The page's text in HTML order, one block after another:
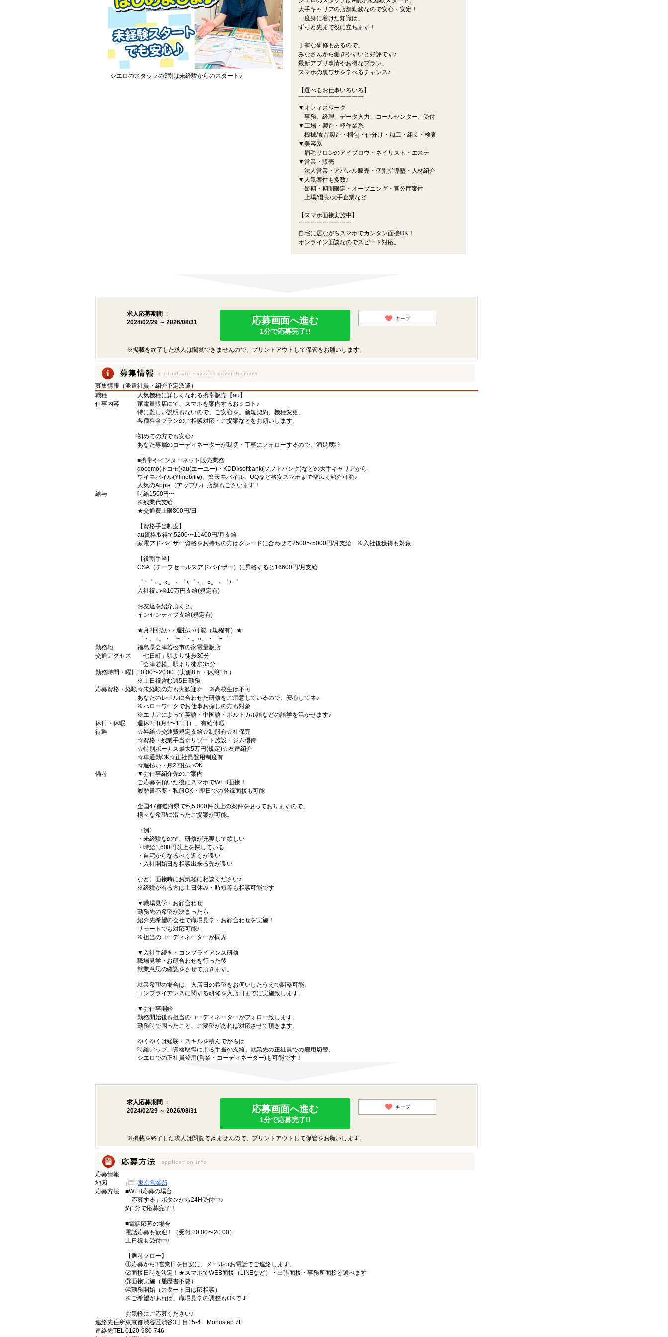
シエロのスタッフの9割は未経験からのスタート♪
大手キャリアの店舗勤務なので安心・安定！
一度身に着けた知識は、
ずっと先まで役に立ちます！
丁寧な研修もあるので、
みなさんから働きやすいと好評です♪
最新アプリ事情やお得なプラン、
スマホの裏ワザを学べるチャンス♪
【選べるお仕事いろいろ】
￣￣￣￣￣￣￣￣￣￣￣
▼オフィスワーク
事務、経理、データ入力、コールセンター、受付
▼工場・製造・軽作業系
機械/食品製造・梱包・仕分け・加工・組立・検査
▼美容系
眉毛サロンのアイブロウ・ネイリスト・エステ
▼営業・販売
法人営業・アパレル販売・個別指導塾・人材紹介
▼人気案件も多数♪
短期・期間限定・オープニング・官公庁案件
上場/優良/大手企業など
【スマホ面接実施中】
￣￣￣￣￣￣￣￣￣
自宅に居ながらスマホでカンタン面接OK！
オンライン面談なのでスピード対応。
求人応募期間 ：
2024/02/29 ～ 2026/08/31
応募画面へ進む
1分で応募完了!!
キープ
※掲載を終了した求人は閲覧できませんので、プリントアウトして保管をお願いします。
募集情報（派遣社員・紹介予定派遣）
職種
人気機種に詳しくなれる携帯販売【au】
仕事内容
家電量販店にて、スマホを案内するおシゴト♪
特に難しい説明もないので、ご安心を。新規契約、機種変更、
各種料金プランのご相談対応・ご提案などをお願いします。
初めての方でも安心♪
あなた専属のコーディネーターが親切・丁寧にフォローするので、満足度◎
■携帯やインターネット販売業務
docomo(ドコモ)/au(エーユー)・KDDI/softbank(ソフトバンク)などの大手キャリアから
ワイモバイル(Y!mobille)、楽天モバイル、UQなど格安スマホまで幅広く紹介可能♪
人気のApple（アップル）店舗もございます！
給与
時給1500円〜
※残業代支給
★交通費上限800円/日
【資格手当制度】
au資格取得で5200〜11400円/月支給
家電アドバイザー資格をお持ちの方はグレードに合わせて2500〜5000円/月支給 ※入社後獲得も対象
【役割手当】
CSA（チーフセールスアドバイザー）に昇格すると16600円/月支給
゜+゜・。○。・゜+゜・。○。・゜+゜
入社祝い金10万円支給(規定有)
お友達を紹介頂くと,
インセンティブ支給(規定有)
★月2回払い・週払い可能（規程有）★
゜・。○。・゜+゜・。○。・゜+゜
勤務地
福島県会津若松市の家電量販店
交通アクセス
「七日町」駅より徒歩30分
「会津若松」駅より徒歩35分
勤務時間・曜日 10:00〜20:00（実働8ｈ・休憩1ｈ）
※土日祝含む週5日勤務
応募資格・経験☆未経験の方も大歓迎☆ ※高校生は不可
あなたのレベルに合わせた研修をご用意しているので、安心してネ♪
※ハローワークでお仕事お探しの方も対象
※エリアによって英語・中国語・ポルトガル語などの語学を活かせます♪
休日・休暇
週休2日(月8〜11日）、有給休暇
待遇
☆昇給☆交通費規定支給☆制服有☆社保完
☆資格・残業手当☆リゾート施設・ジム優待
☆特別ボーナス最大5万円(規定)☆友達紹介
☆車通勤OK☆正社員登用制度有
☆週払い・月2回払いOK
備考
▼お仕事紹介先のご案内
ご応募を頂いた後にスマホでWEB面接！
履歴書不要・私服OK・即日での登録面接も可能
全国47都道府県で約5,000件以上の案件を扱っておりますので、
様々な希望に沿ったご提案が可能。
〈例〉
・未経験なので、研修が充実して欲しい
・時給1,600円以上を探している
・自宅からなるべく近くが良い
・入社開始日を相談出来る先が良い
など、面接時にお気軽に相談ください♪
※経験が有る方は土日休み・時短等も相談可能です
▼職場見学・お顔合わせ
勤務先の希望が決まったら
紹介先希望の会社で職場見学・お顔合わせを実施！
リモートでも対応可能♪
※担当のコーディネーターが同席
▼入社手続き・コンプライアンス研修
職場見学・お顔合わせを行った後
就業意思の確認をさせて頂きます。
就業希望の場合は、入店日の希望をお伺いしたうえで調整可能。
コンプライアンスに関する研修を入店日までに実施致します。
▼お仕事開始
勤務開始後も担当のコーディネーターがフォロー致します。
勤務時で困ったこと、ご要望があれば対応させて頂きます。
ゆくゆくは経験・スキルを積んでからは
時給アップ、資格取得による手当の支給、就業先の正社員での雇用切替、
シエロでの正社員登用(営業・コーディネーター)も可能です！
求人応募期間 ：
2024/02/29 ～ 2026/08/31
応募画面へ進む
1分で応募完了!!
キープ
※掲載を終了した求人は閲覧できませんので、プリントアウトして保管をお願いします。
応募情報
地図
東京営業所
応募方法
■WEB応募の場合
「応募する」ボタンから24H受付中♪
約1分で応募完了！
■電話応募の場合
電話応募も歓迎！（受付:10:00〜20:00）
土日祝も受付中♪
【選考フロー】
①応募から3営業日を目安に、メールorお電話でご連絡します。
②面接日時を決定！★スマホでWEB面接（LINEなど）・出張面接・事務所面接と選べます
③面接実施（履歴書不要）
④勤務開始（スタート日は応相談）
※ご希望があれば、職場見学の調整もOKです！
お気軽にご応募ください♪
連絡先住所東京都渋谷区渋谷3丁目15-4 Monostep 7F
連絡先TEL0120-980-746